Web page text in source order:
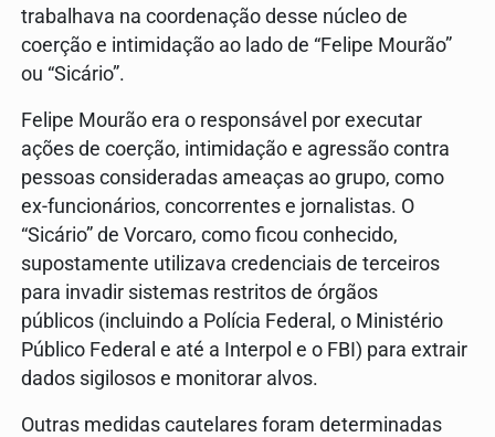
trabalhava na coordenação desse núcleo de
coerção e intimidação ao lado de “Felipe Mourão”
ou “Sicário”.
Felipe Mourão era o responsável por executar
ações de coerção, intimidação e agressão contra
pessoas consideradas ameaças ao grupo, como
ex-funcionários, concorrentes e jornalistas. O
“Sicário” de Vorcaro, como ficou conhecido,
supostamente utilizava credenciais de terceiros
para invadir sistemas restritos de órgãos
públicos (incluindo a Polícia Federal, o Ministério
Público Federal e até a Interpol e o FBI) para extrair
dados sigilosos e monitorar alvos.
Outras medidas cautelares foram determinadas